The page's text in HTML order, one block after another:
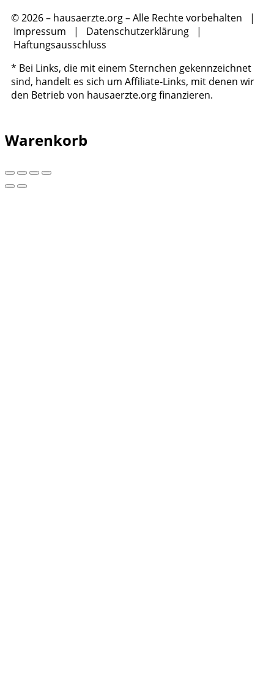
© 2026 – hausaerzte.org – Alle Rechte vorbehalten |
Impressum | Datenschutzerklärung |
Haftungsausschluss
* Bei Links, die mit einem Sternchen gekennzeichnet
sind, handelt es sich um Affiliate-Links, mit denen wir
den Betrieb von hausaerzte.org finanzieren.
Warenkorb